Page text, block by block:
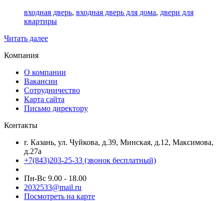
входная дверь, входная дверь для дома, двери для
квартиры
Читать далее
Компания
О компании
Вакансии
Сотрудничество
Карта сайта
Письмо директору
Контакты
г. Казань, ул. Чуйкова, д.39, Минская, д.12, Максимова,
д.27а
+7(843)203-25-33 (звонок бесплатный)
Пн-Вс 9.00 - 18.00
2032533@mail.ru
Посмотреть на карте